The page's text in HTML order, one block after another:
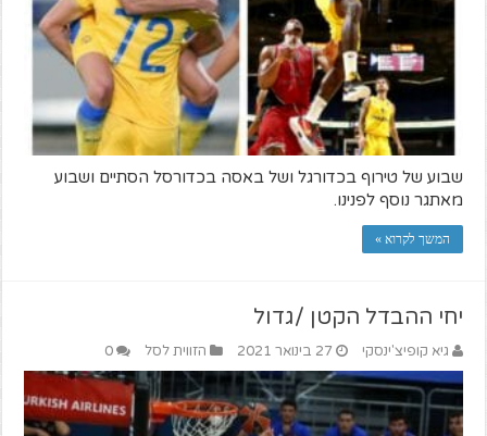
שבוע של טירוף בכדורגל ושל באסה בכדורסל הסתיים ושבוע
מאתגר נוסף לפנינו.
המשך לקרוא »
יחי ההבדל הקטן /גדול
גיא קופיצ'ינסקי 27 בינואר 2021 הזווית לסל 0